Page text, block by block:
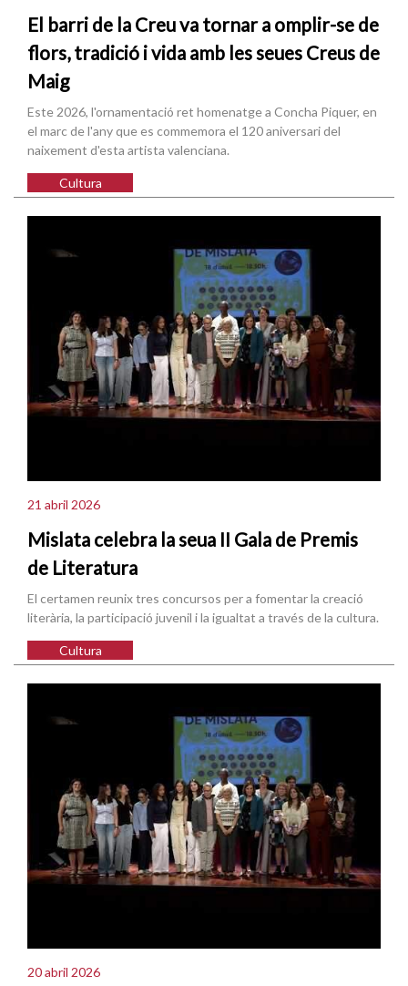
El barri de la Creu va tornar a omplir-se de
flors, tradició i vida amb les seues Creus de
Maig
Este 2026, l'ornamentació ret homenatge a Concha Piquer, en
el marc de l'any que es commemora el 120 aniversari del
naixement d'esta artista valenciana.
Cultura
21 abril 2026
Mislata celebra la seua II Gala de Premis
de Literatura
El certamen reunix tres concursos per a fomentar la creació
literària, la participació juvenil i la igualtat a través de la cultura.
Cultura
20 abril 2026